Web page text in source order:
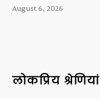
August 6, 2026
लोकप्रिय श्रेणियां